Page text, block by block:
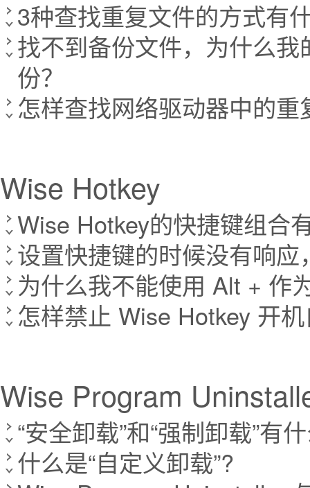
3种查找重复文件的方式有
找不到备份文件，为什么
份？
怎样查找网络驱动器中的重
Wise Hotkey
Wise Hotkey的快捷键组合
设置快捷键的时候没有响应
为什么我不能使用 Alt + 作
怎样禁止 Wise Hotkey 开
Wise Program
“安全卸载”和“强制卸载”有
什么是“自定义卸载”?